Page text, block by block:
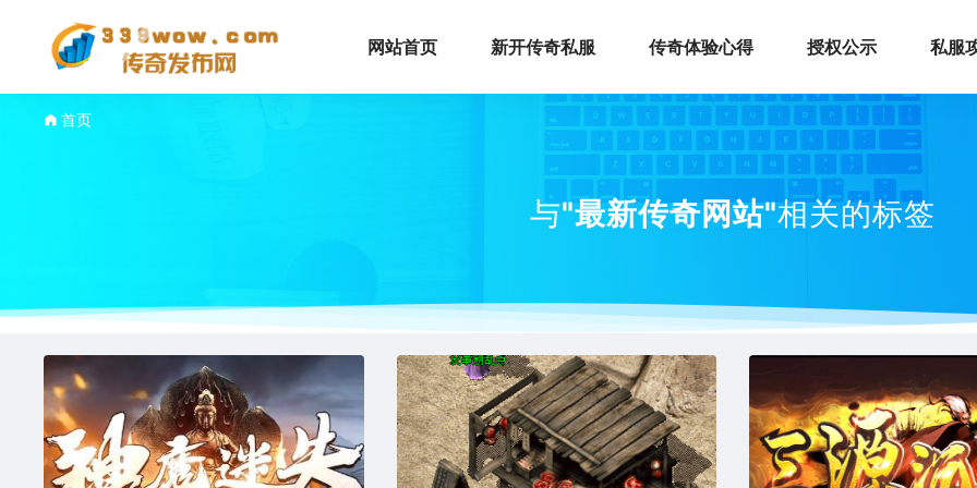
网站首页 新开传奇私服 传奇体验心得 授权公示 私服
首页
与"最新传奇网站"相关的标签